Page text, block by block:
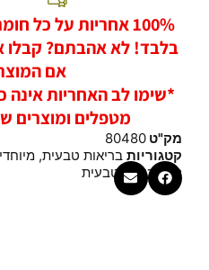
100% אחריות על
בלבד! לא אהבתם? קבלו
אם
*שימו לב האחריות אינה
מטפלים ומוצרים
מק"ט 80480
קטגוריות בריאות טבעית,
קוסמטיקה טבעית